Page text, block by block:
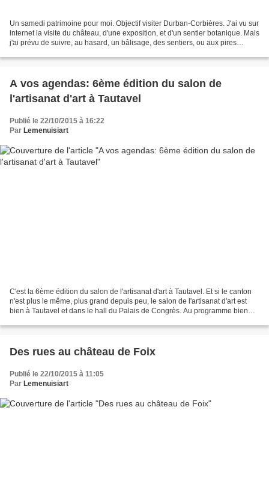
Un samedi patrimoine pour moi. Objectif visiter Durban-Corbières. J'ai vu sur
internet la visite du château, d'une exposition, et d'un sentier botanique. Mais
j'ai prévu de suivre, au hasard, un bâlisage, des sentiers, ou aux pires
A vos agendas: 6ème édition du salon de
l'artisanat d'art à Tautavel
Publié le 22/10/2015 à 16:22
Par Lemenuisiart
C'est la 6ème édition du salon de l'artisanat d'art à Tautavel. Et si le canton
n'est plus le même, plus grand depuis peu, le salon de l'artisanat d'art est
bien à Tautavel et dans le hall du Palais de Congrès. Au programme bien
Des rues au château de Foix
Publié le 22/10/2015 à 11:05
Par Lemenuisiart